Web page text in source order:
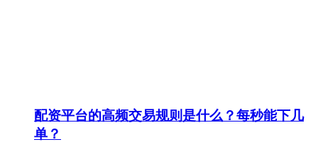
配资平台的高频交易规则是什么？每秒能下几
单？